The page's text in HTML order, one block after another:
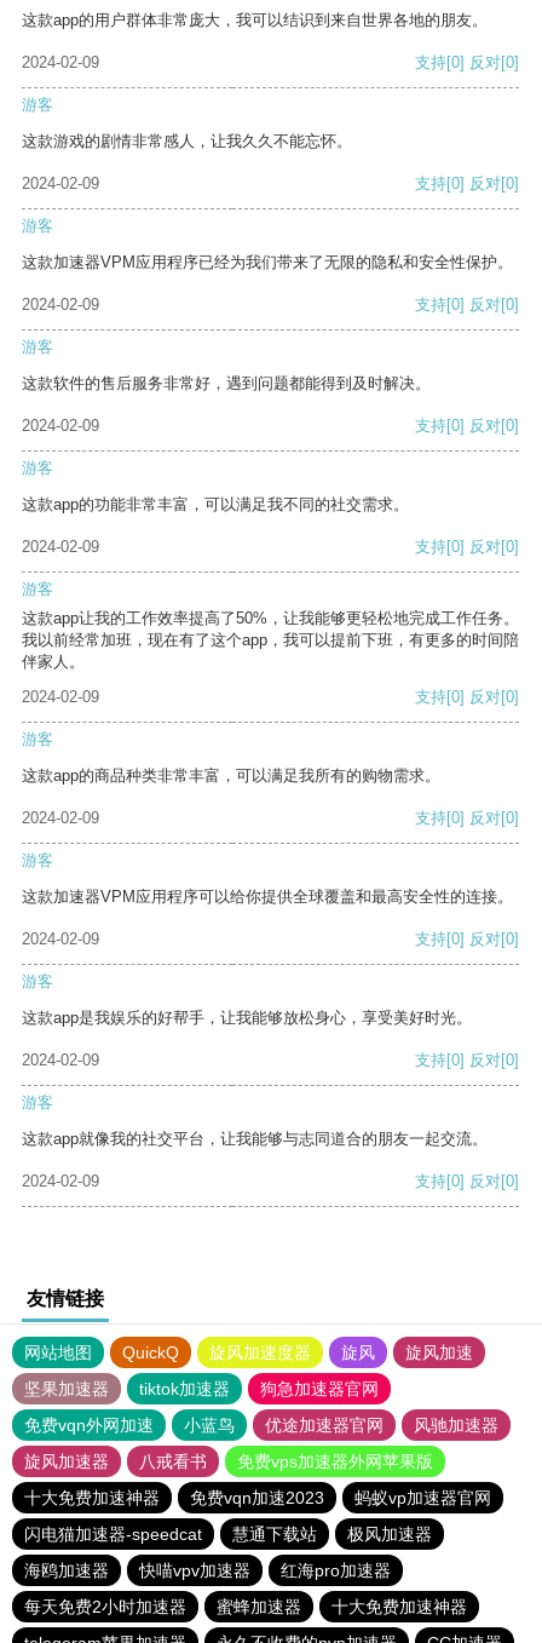
这款app的用户群体非常庞大，我可以结识到来自世界各地的朋友。
2024-02-09 支持[0] 反对[0]
游客
这款游戏的剧情非常感人，让我久久不能忘怀。
2024-02-09 支持[0] 反对[0]
游客
这款加速器VPM应用程序已经为我们带来了无限的隐私和安全性保护。
2024-02-09 支持[0] 反对[0]
游客
这款软件的售后服务非常好，遇到问题都能得到及时解决。
2024-02-09 支持[0] 反对[0]
游客
这款app的功能非常丰富，可以满足我不同的社交需求。
2024-02-09 支持[0] 反对[0]
游客
这款app让我的工作效率提高了50%，让我能够更轻松地完成工作任务。
我以前经常加班，现在有了这个app，我可以提前下班，有更多的时间陪
伴家人。
2024-02-09
支持[0] 反对[0]
游客
这款app的商品种类非常丰富，可以满足我所有的购物需求。
2024-02-09 支持[0] 反对[0]
游客
这款加速器VPM应用程序可以给你提供全球覆盖和最高安全性的连接。
2024-02-09 支持[0] 反对[0]
游客
这款app是我娱乐的好帮手，让我能够放松身心，享受美好时光。
2024-02-09 支持[0] 反对[0]
游客
这款app就像我的社交平台，让我能够与志同道合的朋友一起交流。
2024-02-09 支持[0] 反对[0]
友情链接
网站地图 QuickQ 旋风加速度器 旋风
旋风加速
坚果加速器
tiktok加速器
狗急加速器官网
免费vqn外网加速
小蓝鸟 优途加速器官网
风驰加速器
旋风加速器
八戒看书
免费vps加速器外网苹果版
十大免费加速神器
免费vqn加速2023
蚂蚁vp加速器官网
闪电猫加速器-speedcat
慧通下载站
极风加速器
海鸥加速器
快喵vpv加速器
红海pro加速器
每天免费2小时加速器
蜜蜂加速器
十大免费加速神器